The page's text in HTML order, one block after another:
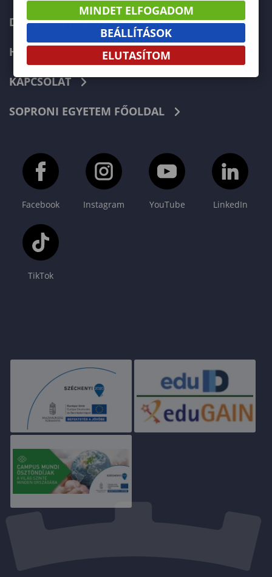
DOKUMENTUMOK
HÍREK
KAPCSOLAT
SOPRONI EGYETEM FŐOLDAL
Facebook Instagram YouTube LinkedIn
TikTok
MINDET ELFOGADOM
BEÁLLÍTÁSOK
ELUTASÍTOM